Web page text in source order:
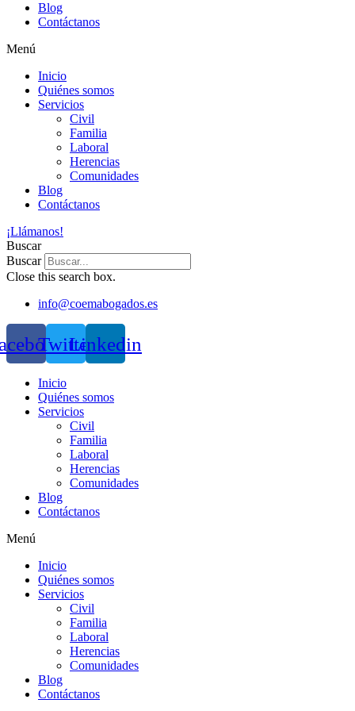
Blog
Contáctanos
Menú
Inicio
Quiénes somos
Servicios
Civil
Familia
Laboral
Herencias
Comunidades
Blog
Contáctanos
¡Llámanos!
Buscar
Buscar
Close this search box.
info@coemabogados.es
TwitterLinkedin
Inicio
Quiénes somos
Servicios
Civil
Familia
Laboral
Herencias
Comunidades
Blog
Contáctanos
Menú
Inicio
Quiénes somos
Servicios
Civil
Familia
Laboral
Herencias
Comunidades
Blog
Contáctanos